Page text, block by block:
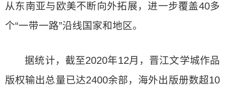
从东南亚与欧美不断向外拓展，进一步覆盖40多
个“一带一路”沿线国家和地区。
据统计，截至2020年12月，晋江文学城作品
版权输出总量已达2400余部，海外出版册数超10